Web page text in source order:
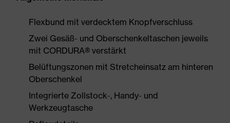
Flexbund mit verdecktem Knopfverschluss
Zwei Gesäß- und Oberschenkeltaschen jeweils
mit CORDURA® verstärkt
Belüftungszonen mit Stretcheinsatz am hinteren
Oberschenkel
Integrierte Zollstock-, Handy- und
Werkzeugtasche